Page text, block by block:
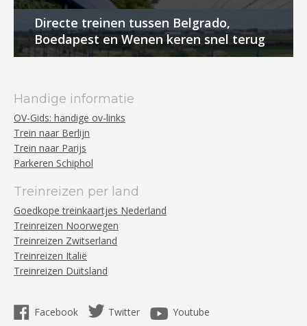
Directe treinen tussen Belgrado,
Boedapest en Wenen keren snel terug
Handige informatie
OV-Gids: handige ov-links
Trein naar Berlijn
Trein naar Parijs
Parkeren Schiphol
Treinreizen per land
Goedkope treinkaartjes Nederland
Treinreizen Noorwegen
Treinreizen Zwitserland
Treinreizen Italië
Treinreizen Duitsland
Facebook Twitter Youtube